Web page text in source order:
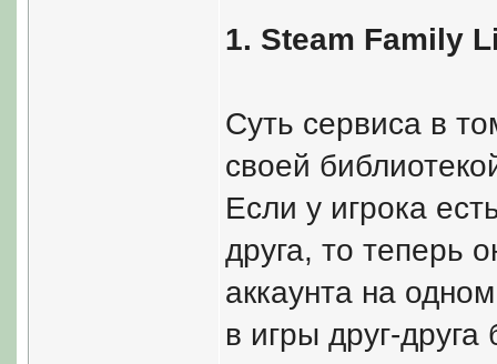
1. Steam Family
Суть сервиса в
своей
Если у игрока
друга, то теперь
аккаунта на
в игры друг-